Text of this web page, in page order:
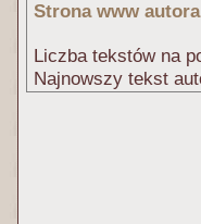
Strona www autora
Liczba tekstów na
Najnowszy tekst